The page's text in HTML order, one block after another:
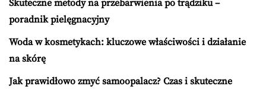
Skuteczne metody na przebarwienia po trądziku –
poradnik pielęgnacyjny
Woda w kosmetykach: kluczowe właściwości i działanie
na skórę
Jak prawidłowo zmyć samoopalacz? Czas i skuteczne